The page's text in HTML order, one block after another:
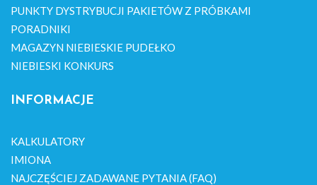
PUNKTY DYSTRYBUCJI PAKIETÓW Z PRÓBKAMI
PORADNIKI
MAGAZYN NIEBIESKIE PUDEŁKO
NIEBIESKI KONKURS
INFORMACJE
KALKULATORY
IMIONA
NAJCZĘŚCIEJ ZADAWANE PYTANIA (FAQ)